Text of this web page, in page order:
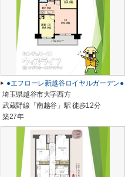
●エフローレ新越谷ロイヤルガーデン●
埼玉県越谷市大字西方
武蔵野線「南越谷」駅 徒歩12分
築27年